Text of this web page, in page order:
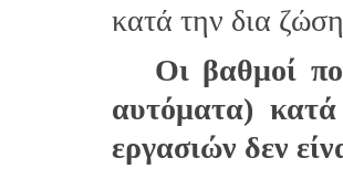
κατά την δια
Οι βαθμοί
αυτόματα)
εργασιών δεν